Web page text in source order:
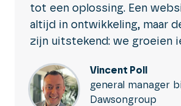
tot een oplossing. Een
altijd in ontwikkeling, maar
zijn uitstekend: we groeien
Vincent Poll
general manager
Dawsongroup